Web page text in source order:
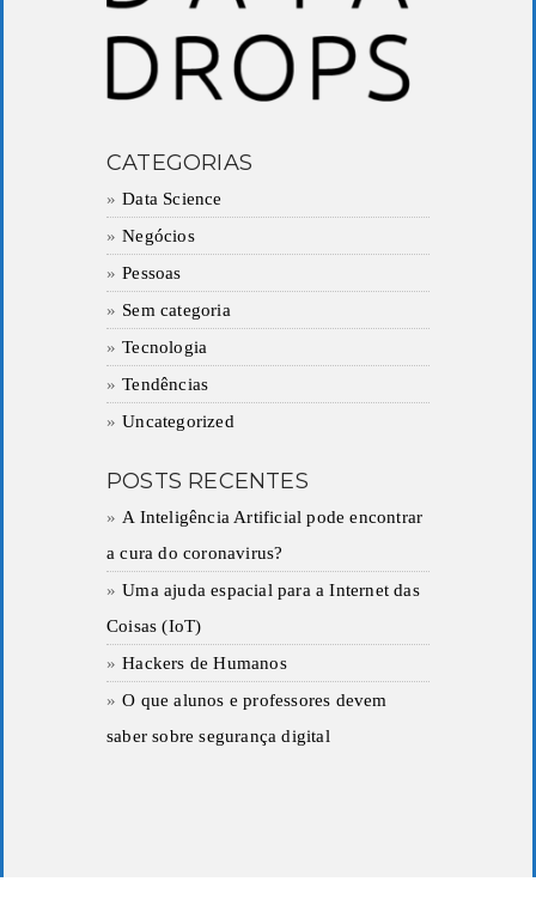
CATEGORIAS
Data Science
Negócios
Pessoas
Sem categoria
Tecnologia
Tendências
Uncategorized
POSTS RECENTES
A Inteligência Artificial pode encontrar
a cura do coronavirus?
Uma ajuda espacial para a Internet das
Coisas (IoT)
Hackers de Humanos
O que alunos e professores devem
saber sobre segurança digital